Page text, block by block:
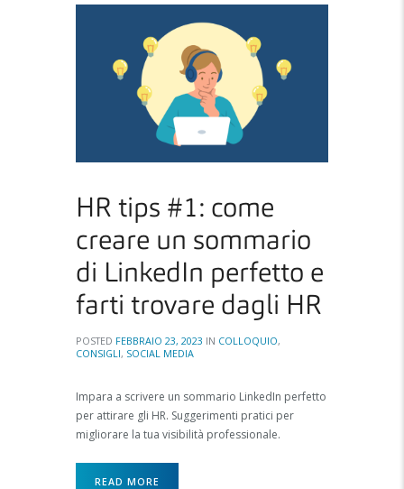
HR tips #1: come
creare un sommario
di LinkedIn perfetto e
farti trovare dagli HR
POSTED FEBBRAIO 23, 2023 IN COLLOQUIO,
CONSIGLI, SOCIAL MEDIA
Impara a scrivere un sommario LinkedIn perfetto
per attirare gli HR. Suggerimenti pratici per
migliorare la tua visibilità professionale.
READ MORE